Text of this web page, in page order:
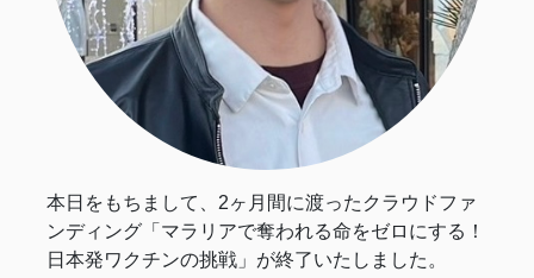
本日をもちまして、2ヶ月間に渡ったクラウドファ
ンディング「マラリアで奪われる命をゼロにする！
日本発ワクチンの挑戦」が終了いたしました。